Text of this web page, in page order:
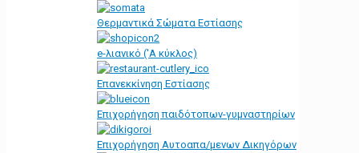
Θερμαντικά Σώματα Εστίασης
e-λιανικό ('Α κύκλος)
Επανεκκίνηση Εστίασης
Επιχορήγηση παιδότοπων-γυμναστηρίων
Επιχορήγηση Αυτοαπα/μενων Δικηγόρων